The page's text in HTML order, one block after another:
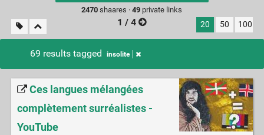
2470 shaares ·49 private links
1 / 4 20 50 100
69 results tagged insolite
Ces langues mélangées
complètement surréalistes -
YouTube